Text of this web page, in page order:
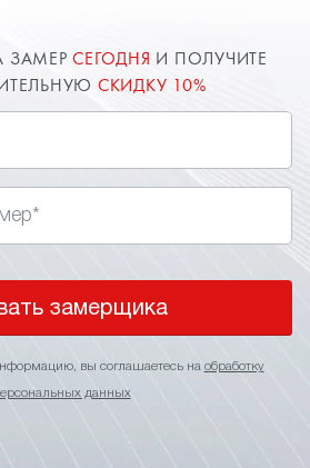
ЗАМЕРСЕГОДНЯ И ПОЛУЧИТЕ
СКИДКУ 10%
замерщика
вы соглашаетесь на обработку
данных